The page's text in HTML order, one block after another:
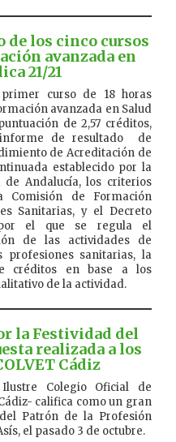
los cinco cursos
avanzada en
21/21
curso de 18 horas
avanzada en Salud
de 2,57 créditos,
de resultado de
de Acreditación de
establecido por la
de Andalucía, los criterios
de Formación
Sanitarias, y el Decreto
el que se regula el
de las actividades de
profesiones sanitarias, la
créditos en base a los
de la actividad.
la Festividad del
realizada a los
Cádiz
Colegio Oficial de
califica como un gran
Patrón de la Profesión
el pasado 3 de octubre.